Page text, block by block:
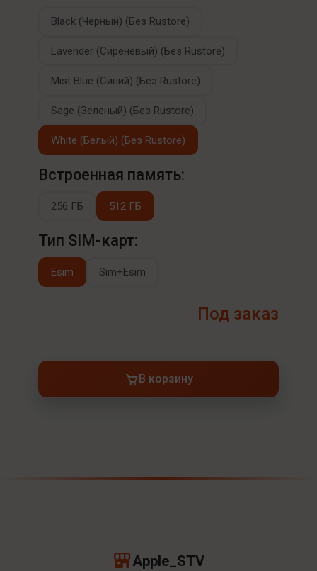
Black (Черный) (Без Rustore)
Lavender (Сиреневый) (Без Rustore)
Mist Blue (Синий) (Без Rustore)
Sage (Зеленый) (Без Rustore)
White (Белый) (Без Rustore)
Встроенная память:
256 ГБ 512 ГБ
Тип SIM-карт:
Esim Sim+Esim
Под заказ
В корзину
Apple_STV